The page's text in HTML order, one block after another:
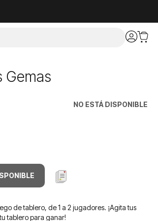
Gemas
NO ESTÁ DISPONIBLE
de tablero, de 1 a 2 jugadores. ¡Agita tus
tablero para ganar!